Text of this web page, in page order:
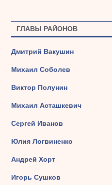
ГЛАВЫ РАЙОНОВ
Дмитрий Вакушин
Михаил Соболев
Виктор Полунин
Михаил Асташкевич
Сергей Иванов
Юлия Логвиненко
Андрей Хорт
Игорь Сушков